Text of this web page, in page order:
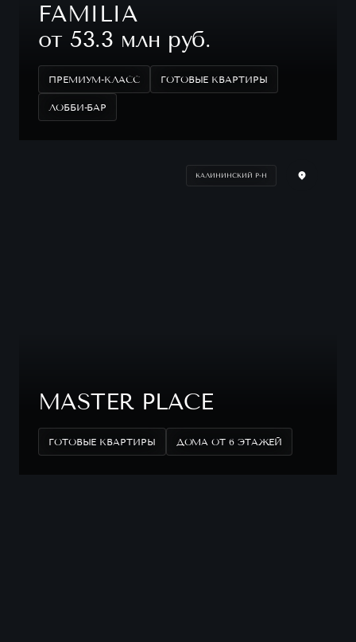
FAMILIA
от 53.3 млн руб.
ПРЕМИУМ-КЛАСС ГОТОВЫЕ КВАРТИРЫ
ЛОББИ-БАР
КАЛИНИНСКИЙ Р-Н
MASTER PLACE
ГОТОВЫЕ КВАРТИРЫ ДОМА ОТ 6 ЭТАЖЕЙ